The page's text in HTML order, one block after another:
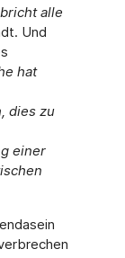
alle
Und
hat
dies zu
einer